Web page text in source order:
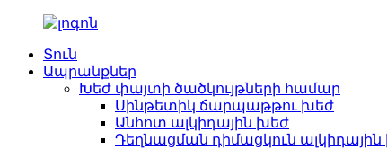
Տուն
Ապրանքներ
Խեժ փայտի ծածկույթների համար
Սինթետիկ ճարպաթթու խեժ
Անհոտ ալկիդային խեժ
Դեղնացման դիմացկուն